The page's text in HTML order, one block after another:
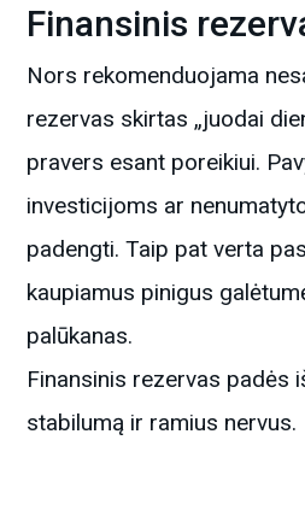
Finansinis
Nors rekomenduojama
rezervas skirtas „juodai
pravers esant poreikiui.
investicijoms ar
padengti. Taip pat verta
kaupiamus pinigus
palūkanas.
Finansinis rezervas padės
stabilumą ir ramius nervus.